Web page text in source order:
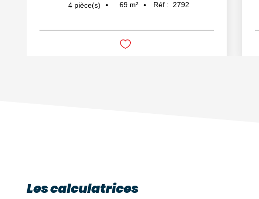
4 pièce(s) 69 m² Réf : 2792
Les calculatrices